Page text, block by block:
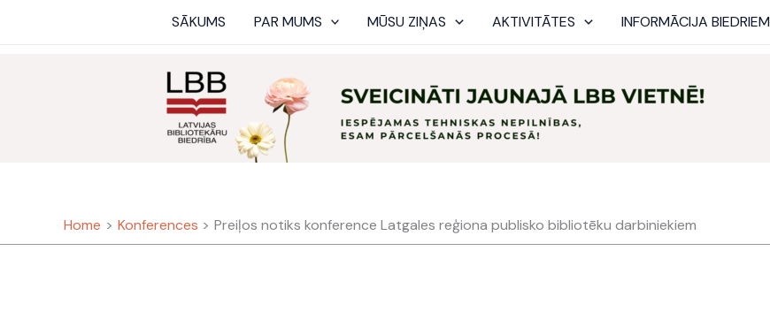
SĀKUMS PAR MUMS MŪSU ZIŅAS AKTIVITĀTES INFORMĀCIJA BIEDRIEM
Home Konferences Preiļos notiks konference Latgales reģiona publisko bibliotēku darbiniekiem